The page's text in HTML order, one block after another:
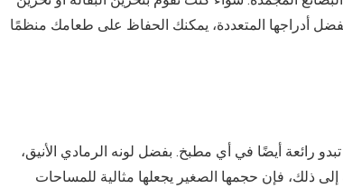
بفضل أدراجها المتعددة، يمكنك الحفاظ على طعامك منظمًا
عملية فحسب، ولكنها تبدو رائعة أيضًا في أي مطبخ. بفضل لونه الرمادي الأنيق،
ذلك، فإن حجمها الصغير يجعلها مثالية للمساحات